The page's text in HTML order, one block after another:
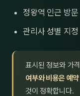
정왕역 인근 방
관리사 성별 지
표시된 정보와 가
여부와 비용은 예
것이 정확합니다.